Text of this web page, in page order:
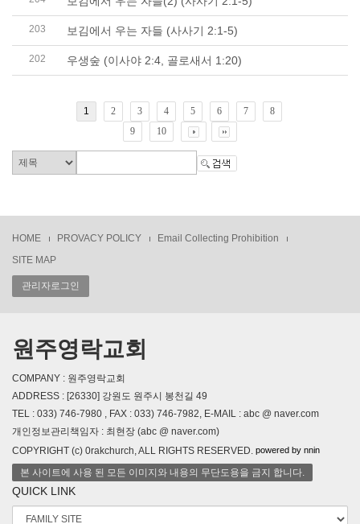
203 보김에서 우는 자들 (사사기 2:1-5)
202 우생숲 (이사야 2:4, 골로새서 1:20)
1 2 3 4 5 6 7
8
9
10
HOME PROVACY POLICY
Email Collecting Prohibition
SITE MAP
관리자로그인
원주영락교회
COMPANY : 원주영락교회
ADDRESS : [26330] 강원도 원주시 봉천길 49
TEL : 033) 746-7980 , FAX : 033) 746-7982, E-MAIL : abc @ naver.com
개인정보관리책임자 : 최현장 (abc @ naver.com)
COPYRIGHT (c) 0rakchurch, ALL RIGHTS RESERVED. powered by nnin
본 사이트에 사용 된 모든 이미지와 내용의 무단도용을 금지 합니다.
QUICK LINK